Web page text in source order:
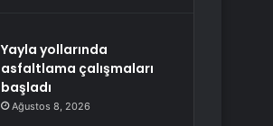
Yayla yollarında
asfaltlama çalışmaları
başladı
Ağustos 8, 2026